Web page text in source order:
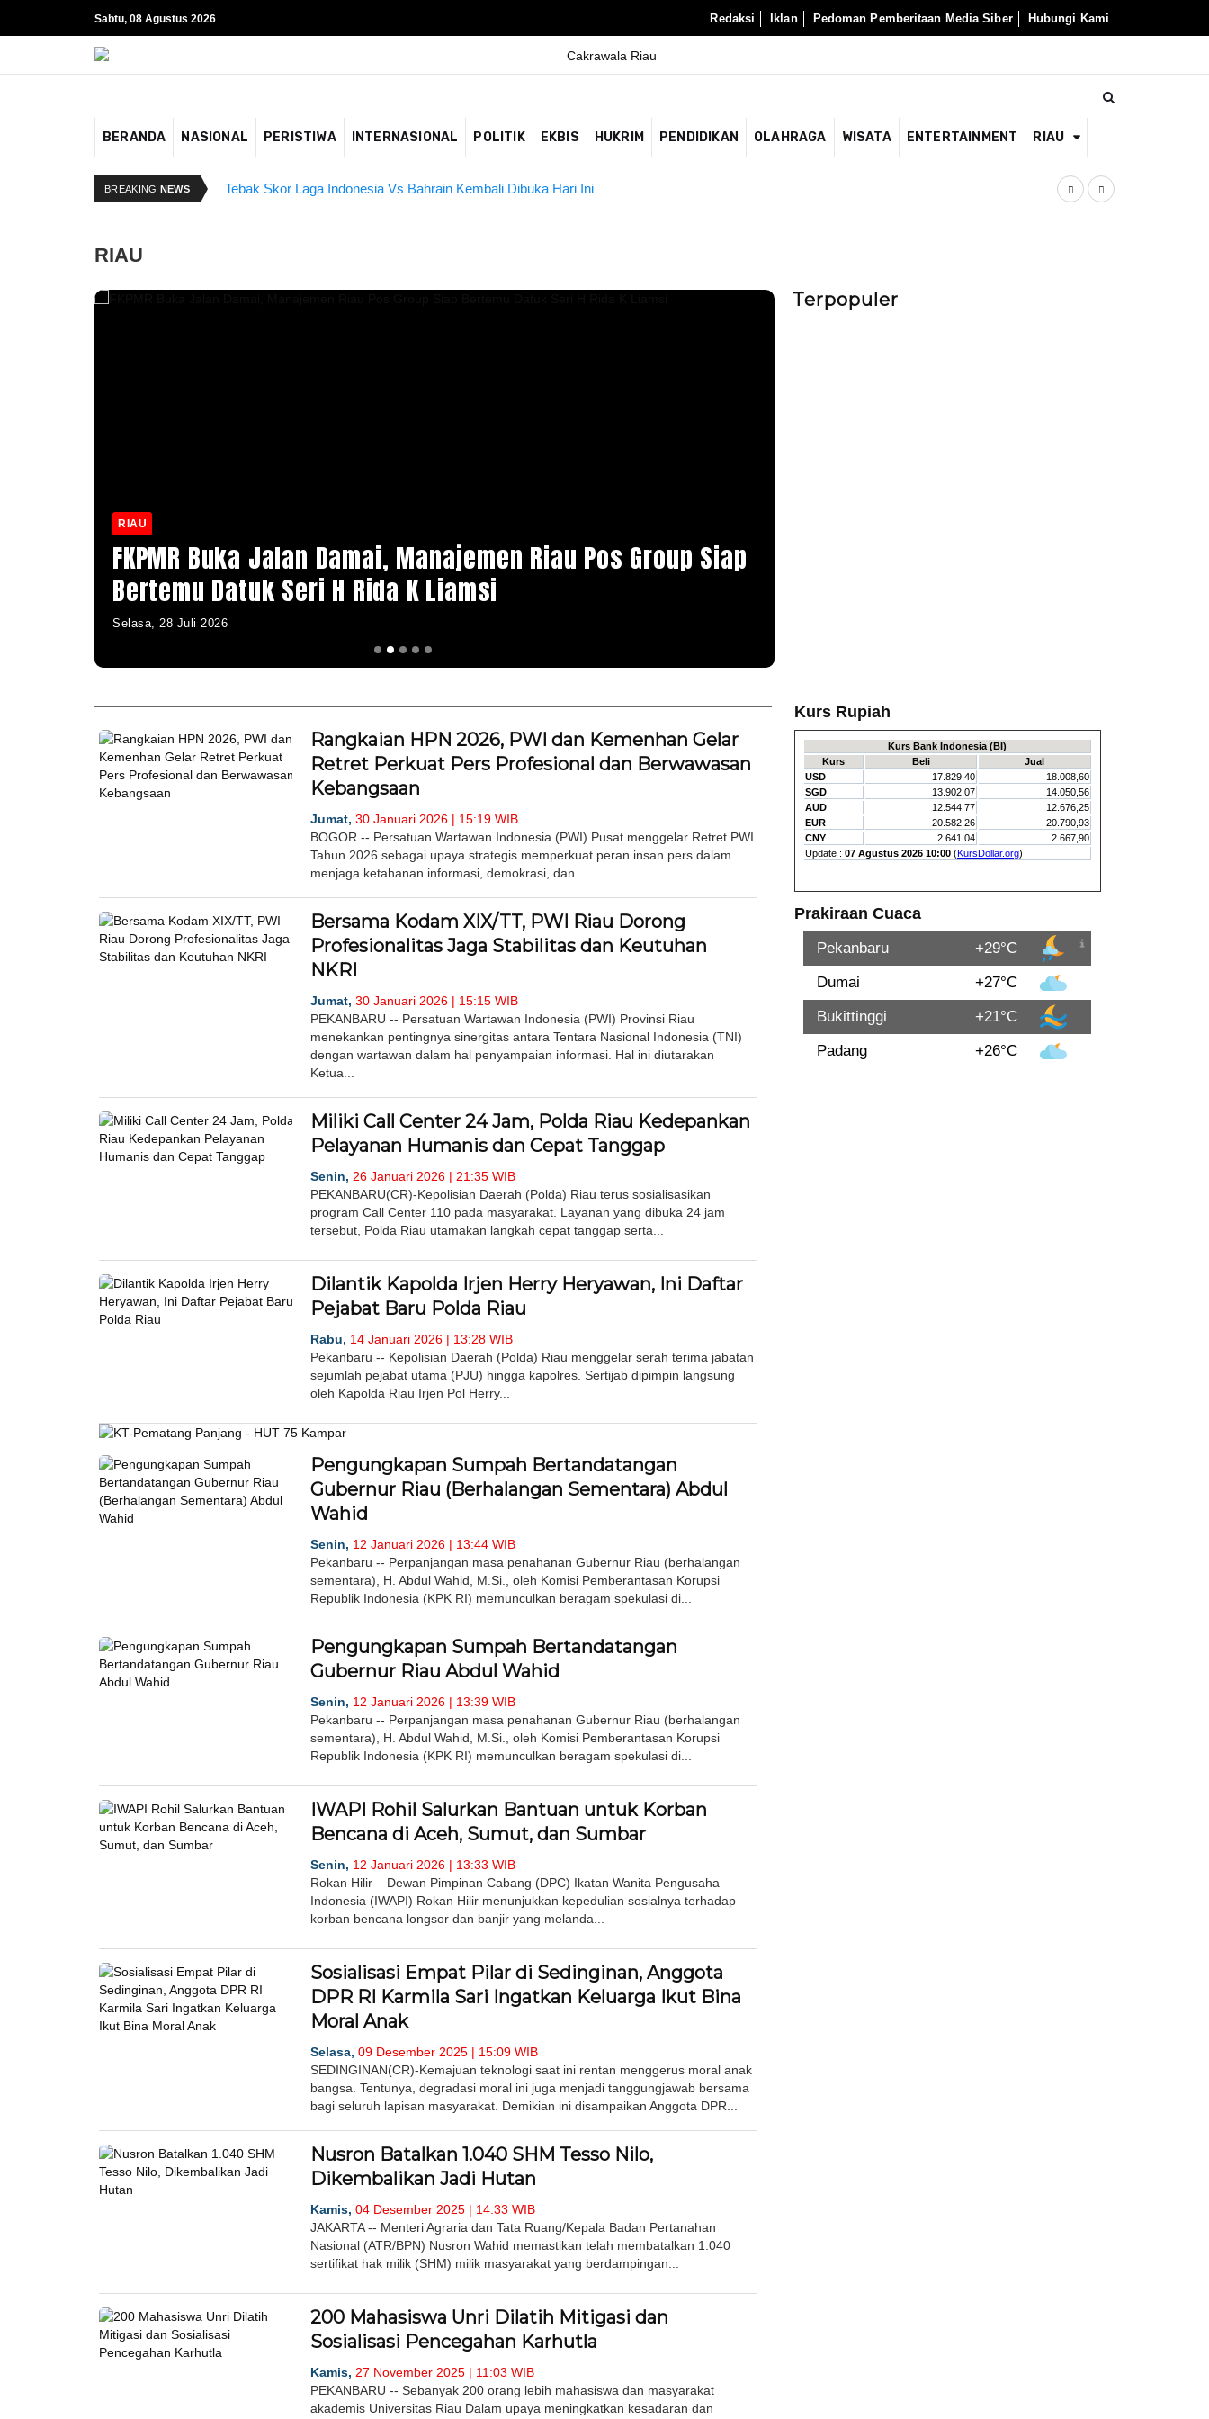
Sabtu, 08 Agustus 2026 Redaksi Iklan Pedoman Pemberitaan Media Siber Hubungi Kami
BERANDA NASIONAL PERISTIWA INTERNASIONAL POLITIK EKBIS HUKRIM PENDIDIKAN OLAHRAGA WISATA ENTERTAINMENT RIAU
BREAKING NEWS Tebak Skor Laga Indonesia Vs Bahrain Kembali Dibuka Hari Ini
RIAU
RIAU
FKPMR Buka Jalan Damai, Manajemen Riau Pos Group Siap
Bertemu Datuk Seri H Rida K Liamsi
Selasa, 28 Juli 2026
Terpopuler
Rangkaian HPN 2026, PWI dan Kemenhan Gelar
Retret Perkuat Pers Profesional dan Berwawasan
Kebangsaan
Jumat, 30 Januari 2026 | 15:19 WIB
BOGOR -- Persatuan Wartawan Indonesia (PWI) Pusat menggelar Retret PWI
Tahun 2026 sebagai upaya strategis memperkuat peran insan pers dalam
menjaga ketahanan informasi, demokrasi, dan...
Bersama Kodam XIX/TT, PWI Riau Dorong
Profesionalitas Jaga Stabilitas dan Keutuhan
NKRI
Jumat, 30 Januari 2026 | 15:15 WIB
PEKANBARU -- Persatuan Wartawan Indonesia (PWI) Provinsi Riau
menekankan pentingnya sinergitas antara Tentara Nasional Indonesia (TNI)
dengan wartawan dalam hal penyampaian informasi. Hal ini diutarakan
Ketua...
Miliki Call Center 24 Jam, Polda Riau Kedepankan
Pelayanan Humanis dan Cepat Tanggap
Senin, 26 Januari 2026 | 21:35 WIB
PEKANBARU(CR)-Kepolisian Daerah (Polda) Riau terus sosialisasikan
program Call Center 110 pada masyarakat. Layanan yang dibuka 24 jam
tersebut, Polda Riau utamakan langkah cepat tanggap serta...
Dilantik Kapolda Irjen Herry Heryawan, Ini Daftar
Pejabat Baru Polda Riau
Rabu, 14 Januari 2026 | 13:28 WIB
Pekanbaru -- Kepolisian Daerah (Polda) Riau menggelar serah terima jabatan
sejumlah pejabat utama (PJU) hingga kapolres. Sertijab dipimpin langsung
oleh Kapolda Riau Irjen Pol Herry...
Pengungkapan Sumpah Bertandatangan
Gubernur Riau (Berhalangan Sementara) Abdul
Wahid
Senin, 12 Januari 2026 | 13:44 WIB
Pekanbaru -- Perpanjangan masa penahanan Gubernur Riau (berhalangan
sementara), H. Abdul Wahid, M.Si., oleh Komisi Pemberantasan Korupsi
Republik Indonesia (KPK RI) memunculkan beragam spekulasi di...
Pengungkapan Sumpah Bertandatangan
Gubernur Riau Abdul Wahid
Senin, 12 Januari 2026 | 13:39 WIB
Pekanbaru -- Perpanjangan masa penahanan Gubernur Riau (berhalangan
sementara), H. Abdul Wahid, M.Si., oleh Komisi Pemberantasan Korupsi
Republik Indonesia (KPK RI) memunculkan beragam spekulasi di...
IWAPI Rohil Salurkan Bantuan untuk Korban
Bencana di Aceh, Sumut, dan Sumbar
Senin, 12 Januari 2026 | 13:33 WIB
Rokan Hilir – Dewan Pimpinan Cabang (DPC) Ikatan Wanita Pengusaha
Indonesia (IWAPI) Rokan Hilir menunjukkan kepedulian sosialnya terhadap
korban bencana longsor dan banjir yang melanda...
Sosialisasi Empat Pilar di Sedinginan, Anggota
DPR RI Karmila Sari Ingatkan Keluarga Ikut Bina
Moral Anak
Selasa, 09 Desember 2025 | 15:09 WIB
SEDINGINAN(CR)-Kemajuan teknologi saat ini rentan menggerus moral anak
bangsa. Tentunya, degradasi moral ini juga menjadi tanggungjawab bersama
bagi seluruh lapisan masyarakat. Demikian ini disampaikan Anggota DPR...
Nusron Batalkan 1.040 SHM Tesso Nilo,
Dikembalikan Jadi Hutan
Kamis, 04 Desember 2025 | 14:33 WIB
JAKARTA -- Menteri Agraria dan Tata Ruang/Kepala Badan Pertanahan
Nasional (ATR/BPN) Nusron Wahid memastikan telah membatalkan 1.040
sertifikat hak milik (SHM) milik masyarakat yang berdampingan...
200 Mahasiswa Unri Dilatih Mitigasi dan
Sosialisasi Pencegahan Karhutla
Kamis, 27 November 2025 | 11:03 WIB
PEKANBARU -- Sebanyak 200 orang lebih mahasiswa dan masyarakat
akademis Universitas Riau Dalam upaya meningkatkan kesadaran dan
Kurs Rupiah
Prakiraan Cuaca
Pekanbaru
+29°C
Dumai
+27°C
Bukittinggi
+21°C
Padang
+26°C